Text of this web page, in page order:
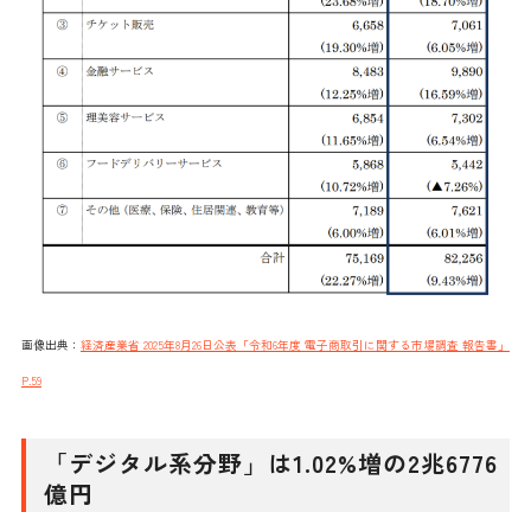
画像出典： 経済産業省 2025年8月26日公表「令和6年度 電子商取引に関する市場調査 報告書」
P.59
「デジタル系分野」は1.02%増の2兆6776
億円